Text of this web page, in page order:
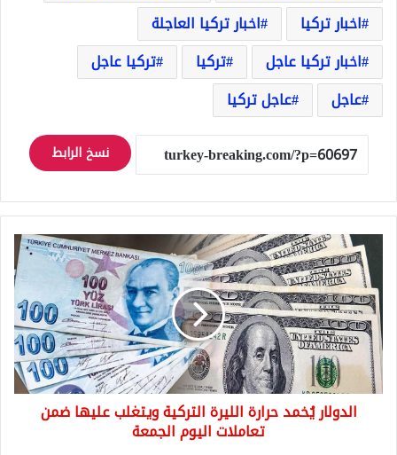
اخبار تركيا
اخبار تركيا العاجلة
اخبار تركيا عاجل
تركيا
تركيا عاجل
عاجل
عاجل تركيا
نسخ الرابط
الدولار
يُخمد
حرارة
الليرة
التركية
ويتغلب
عليها
ضمن
تعاملات
الدولار يُخمد حرارة الليرة التركية ويتغلب عليها ضمن
تعاملات اليوم الجمعة